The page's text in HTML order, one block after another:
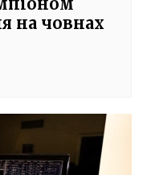
на човнах